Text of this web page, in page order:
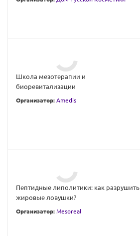
Школа мезотерапии и
биоревитализации
Организатор: Amedis
Пептидные липолитики: как разрушить
жировые ловушки?
Организатор: Mesoreal